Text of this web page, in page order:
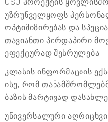
USU პროექტის
უზრუნველყოფს
ოპტიმიზირებას და
თავიანთი პირდაპირი
ეფექტურად შესრულება.
კლასის ინფორმაციის
ისე, რომ
ბაზის მარტივად
უნივერსალური